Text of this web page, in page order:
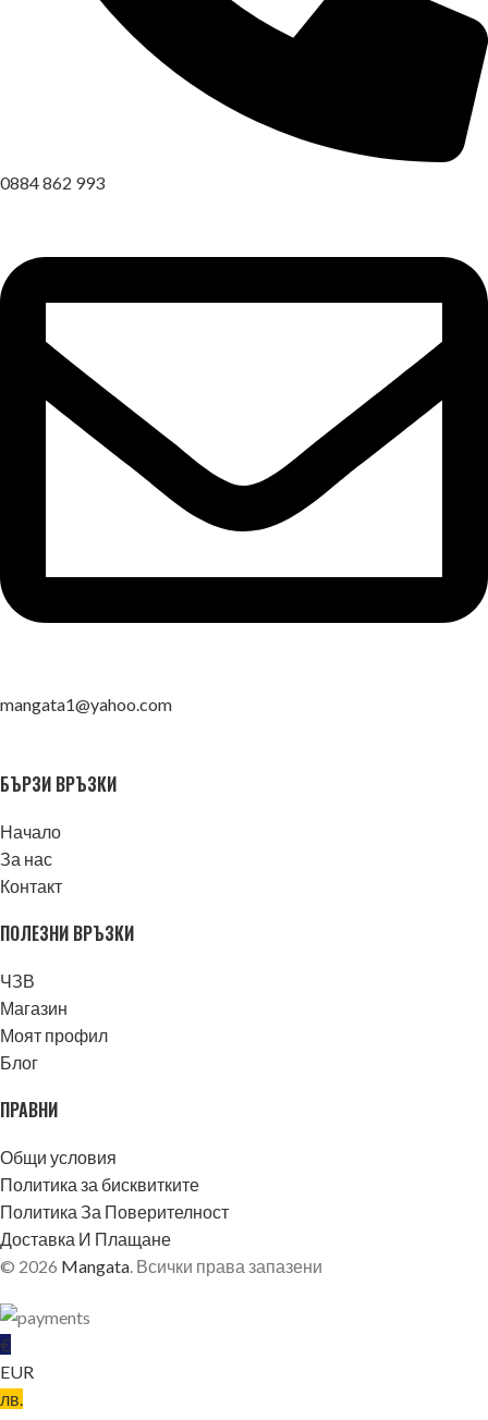
0884 862 993
mangata1@yahoo.com
БЪРЗИ ВРЪЗКИ
Начало
За нас
Контакт
ПОЛЕЗНИ ВРЪЗКИ
ЧЗВ
Магазин
Моят профил
Блог
ПРАВНИ
Общи условия
Политика за бисквитките
Политика За Поверителност
Доставка И Плащане
© 2026 Mangata. Всички права запазени
€
EUR
лв.